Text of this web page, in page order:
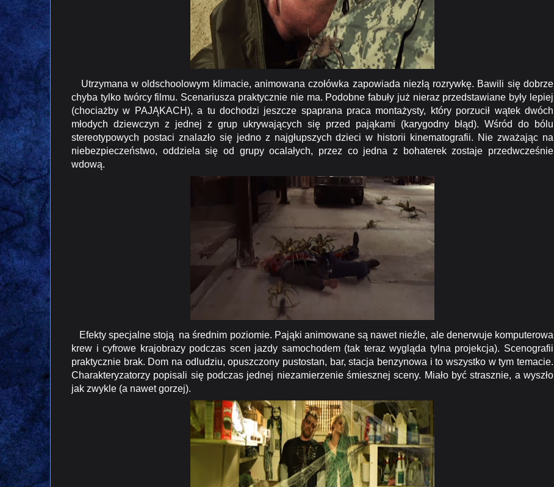
Utrzymana w oldschoolowym klimacie, animowana czołówka zapowiada niezłą rozrywkę. Bawili się dobrze
chyba tylko twórcy filmu. Scenariusza praktycznie nie ma. Podobne fabuły już nieraz przedstawiane były lepiej
(chociażby w PAJĄKACH), a tu dochodzi jeszcze spaprana praca montażysty, który porzucił wątek dwóch
młodych dziewczyn z jednej z grup ukrywających się przed pająkami (karygodny błąd). Wśród do bólu
stereotypowych postaci znalazło się jedno z najgłupszych dzieci w historii kinematografii. Nie zważając na
niebezpieczeństwo, oddziela się od grupy ocalałych, przez co jedna z bohaterek zostaje przedwcześnie
wdową.
Efekty specjalne stoją na średnim poziomie. Pająki animowane są nawet nieźle, ale denerwuje komputerowa
krew i cyfrowe krajobrazy podczas scen jazdy samochodem (tak teraz wygląda tylna projekcja). Scenografii
praktycznie brak. Dom na odludziu, opuszczony pustostan, bar, stacja benzynowa i to wszystko w tym temacie.
Charakteryzatorzy popisali się podczas jednej niezamierzenie śmiesznej sceny. Miało być strasznie, a wyszło
jak zwykle (a nawet gorzej).